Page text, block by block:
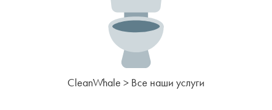
CleanWhale > Все наши услуги